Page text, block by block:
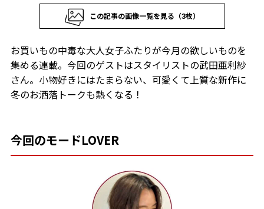
この記事の画像一覧を見る（3枚）
お買いもの中毒な大人女子ふたりが今月の欲しいものを
集める連載。今回のゲストはスタイリストの武田亜利紗
さん。小物好きにはたまらない、可愛くて上質な新作に
冬のお洒落トークも熱くなる！
今回のモードLOVER